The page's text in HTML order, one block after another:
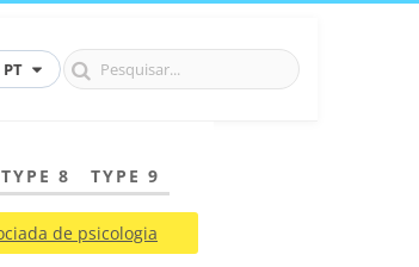
PT
TYPE 8 TYPE 9
de psicologia